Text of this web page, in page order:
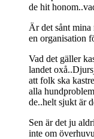
de hit
Är det sånt
en organisation
Vad det gäller
landet
att folk ska
alla
de..helt sjukt är
Sen är det ju
inte om